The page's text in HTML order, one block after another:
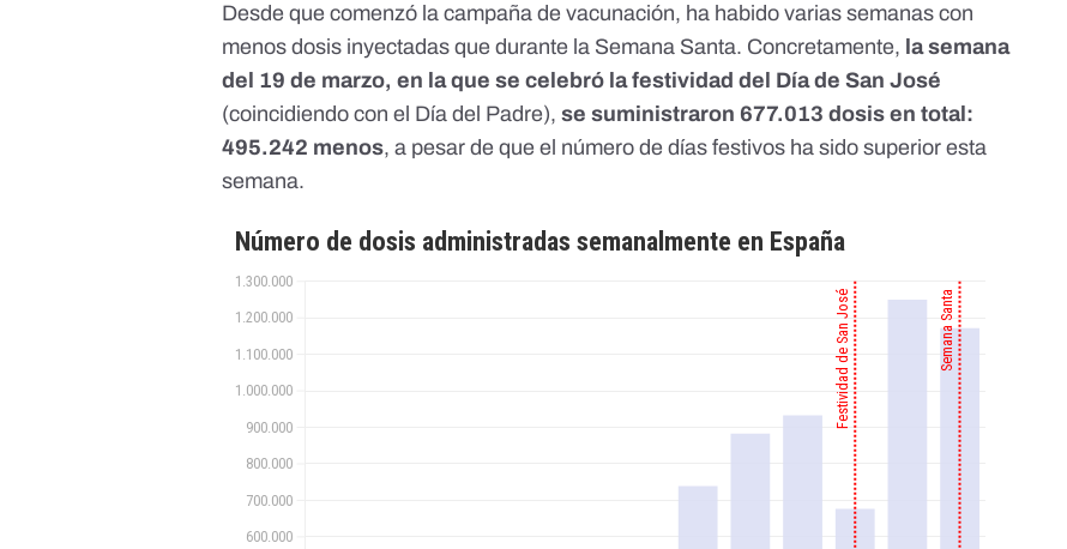
Desde que comenzó la campaña de vacunación, ha habido varias semanas con
menos dosis inyectadas que durante la Semana Santa. Concretamente, la semana
del 19 de marzo, en la que se celebró la festividad del Día de San José
(coincidiendo con el Día del Padre),se suministraron 677.013 dosis en total:
495.242 menos, a pesar de que el número de días festivos ha sido superior esta
semana.